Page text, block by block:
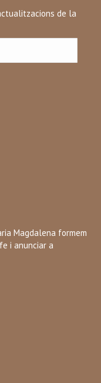
de la
Magdalena formem
i anunciar a